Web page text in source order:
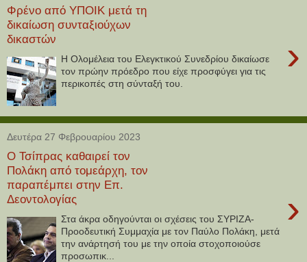
Φρένο από ΥΠΟΙΚ μετά τη
δικαίωση συνταξιούχων
δικαστών
›
Η Ολομέλεια του Ελεγκτικού Συνεδρίου δικαίωσε
τον πρώην πρόεδρο που είχε προσφύγει για τις
περικοπές στη σύνταξή του.
Δευτέρα 27 Φεβρουαρίου 2023
Ο Τσίπρας καθαιρεί τον
Πολάκη από τομεάρχη, τον
παραπέμπει στην Επ.
Δεοντολογίας
›
Στα άκρα οδηγούνται οι σχέσεις του ΣΥΡΙΖΑ-
Προοδευτική Συμμαχία με τον Παύλο Πολάκη, μετά
την ανάρτησή του με την οποία στοχοποιούσε
προσωπικ...